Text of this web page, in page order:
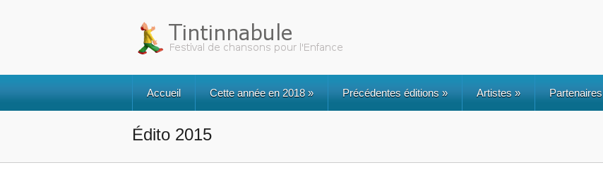
Accueil Cette année en 2018» Précédentes éditions» Artistes» Partenaires
Édito 2015